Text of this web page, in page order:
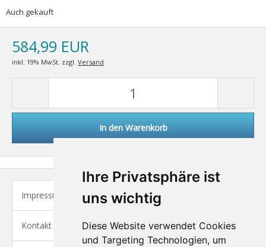
Ihre Privatsphäre ist
uns wichtig
Diese Website verwendet Cookies
und Targeting Technologien, um
Auch gekauft
584,99 EUR
inkl. 19% MwSt. zzgl. Versand
In den Warenkorb
Impressum
Kontakt